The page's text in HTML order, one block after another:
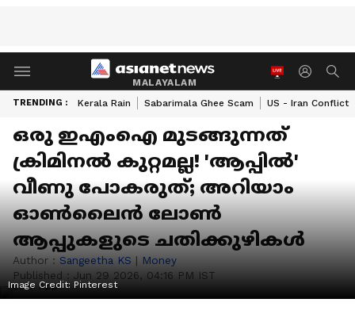
MALAYALAM
TRENDING : Kerala Rain Sabarimala Ghee Scam US - Iran Conflict
ഒരു ഇഎംഐ മുടങ്ങുന്നത്
ക്രിമിനൽ കുറ്റമല്ല! 'ആപ്പിൽ'
വീണു പോകരുത്; അറിയാം
ഓൺലൈൻ ലോൺ
ആപ്പുകളുടെ ചതിക്കുഴികൾ
Author : Sangeetha KS | Money
Published : Jun 29 2026, 04:16 PM IST
Image Credit: Pinterest